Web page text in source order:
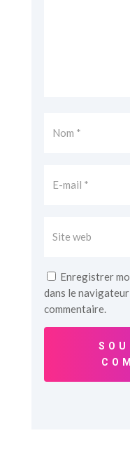
Enregistrer
dans le
commentaire.